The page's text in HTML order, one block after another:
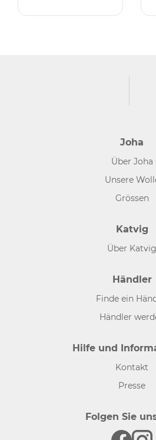
Joha
Über Joha
Unsere
Grössen
Katvig
Über Katvig
Händler
Finde ein
Händler
Hilfe und
Kontakt
Presse
Folgen Sie